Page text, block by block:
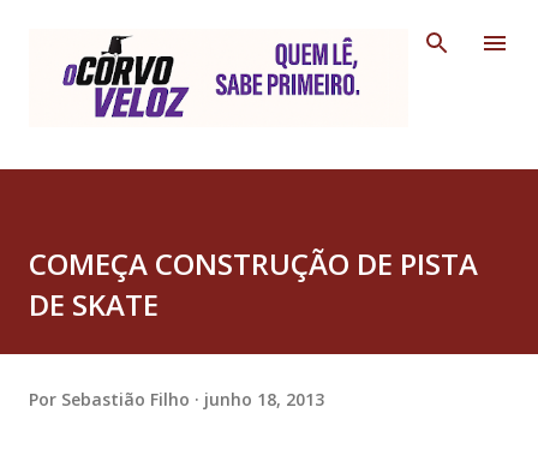
COMEÇA CONSTRUÇÃO DE PISTA
DE SKATE
Por Sebastião Filho junho 18, 2013